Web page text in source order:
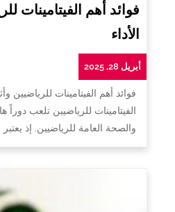
فوائد أهم الفيتامينات
الأداء
أبريل 28, 2025
فوائد أهم الفيتامينات للرياضيين
الفيتامينات للرياضيين تلعب دوراً
والصحة العامة للرياضيين. إذ